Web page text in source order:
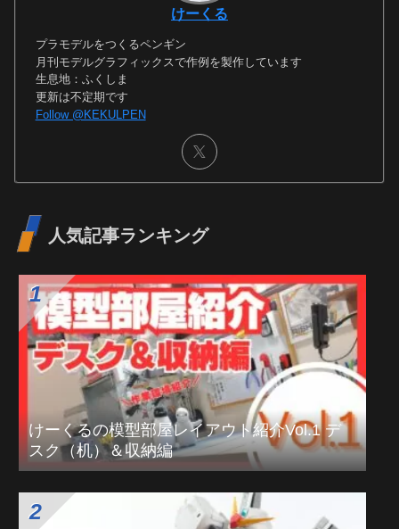
けーくる
プラモデルをつくるペンギン
月刊モデルグラフィックスで作例を製作しています
生息地：ふくしま
更新は不定期です
Follow @KEKULPEN
人気記事ランキング
けーくるの模型部屋レイアウト紹介Vol.1 デ
スク（机）＆収納編